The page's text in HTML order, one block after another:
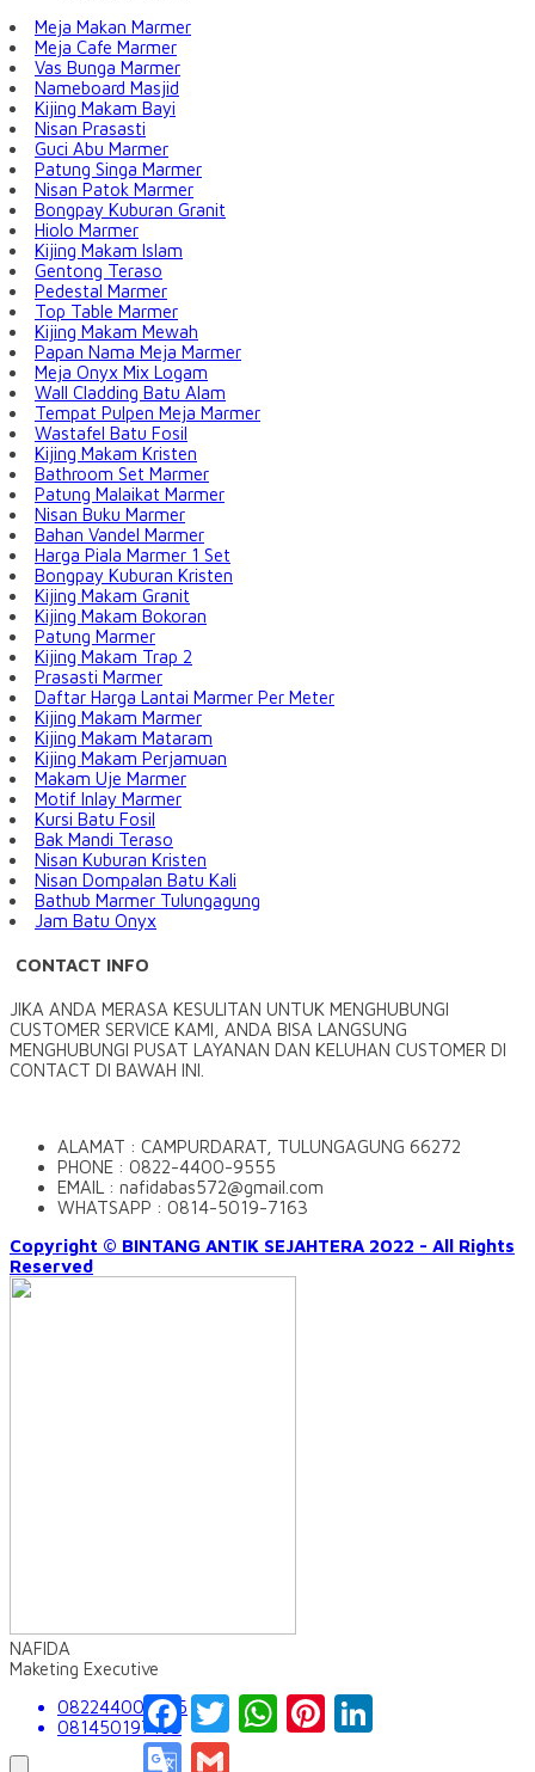
Meja Makan Marmer
Meja Cafe Marmer
Vas Bunga Marmer
Nameboard Masjid
Kijing Makam Bayi
Nisan Prasasti
Guci Abu Marmer
Patung Singa Marmer
Nisan Patok Marmer
Bongpay Kuburan Granit
Hiolo Marmer
Kijing Makam Islam
Gentong Teraso
Pedestal Marmer
Top Table Marmer
Kijing Makam Mewah
Papan Nama Meja Marmer
Meja Onyx Mix Logam
Wall Cladding Batu Alam
Tempat Pulpen Meja Marmer
Wastafel Batu Fosil
Kijing Makam Kristen
Bathroom Set Marmer
Patung Malaikat Marmer
Nisan Buku Marmer
Bahan Vandel Marmer
Harga Piala Marmer 1 Set
Bongpay Kuburan Kristen
Kijing Makam Granit
Kijing Makam Bokoran
Patung Marmer
Kijing Makam Trap 2
Prasasti Marmer
Daftar Harga Lantai Marmer Per Meter
Kijing Makam Marmer
Kijing Makam Mataram
Kijing Makam Perjamuan
Makam Uje Marmer
Motif Inlay Marmer
Kursi Batu Fosil
Bak Mandi Teraso
Nisan Kuburan Kristen
Nisan Dompalan Batu Kali
Bathub Marmer Tulungagung
Jam Batu Onyx
CONTACT INFO
JIKA ANDA MERASA KESULITAN UNTUK MENGHUBUNGI
CUSTOMER SERVICE KAMI, ANDA BISA LANGSUNG
MENGHUBUNGI PUSAT LAYANAN DAN KELUHAN CUSTOMER DI
CONTACT DI BAWAH INI.
ALAMAT : CAMPURDARAT, TULUNGAGUNG 66272
PHONE : 0822-4400-9555
EMAIL : nafidabas572@gmail.com
WHATSAPP : 0814-5019-7163
Copyright © BINTANG ANTIK SEJAHTERA 2022 - All Rights
Reserved
NAFIDA
Maketing Executive
082244009555
081450197163
FacebookTwitterWhatsAppPinterest
Google